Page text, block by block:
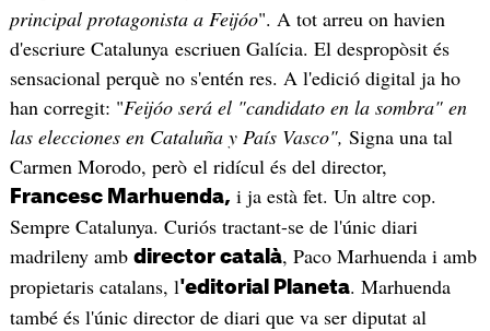
principal protagonista a Feijóo". A tot arreu on havien
d'escriure Catalunya escriuen Galícia. El despropòsit és
sensacional perquè no s'entén res. A l'edició digital ja ho
han corregit: "Feijóo será el "candidato en la sombra" en
las elecciones en Cataluña y País Vasco", Signa una tal
Carmen Morodo, però el ridícul és del director,
Francesc Marhuenda, i ja està fet. Un altre cop.
Sempre Catalunya. Curiós tractant-se de l'únic diari
madrileny amb director català, Paco Marhuenda i amb
propietaris catalans, l'editorial Planeta. Marhuenda
també és l'únic director de diari que va ser diputat al